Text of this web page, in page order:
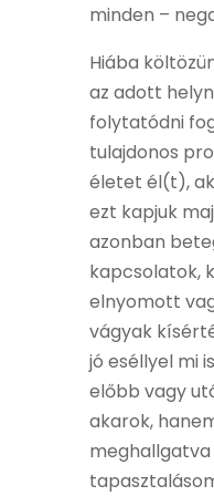
minden –
Hiába
az adott
folytatódni
tulajdonos
életet él(t),
ezt kapjuk
azonban
kapcsolatok,
elnyomott
vágyak
jó eséllyel mi
előbb vagy
akarok,
meghallgatva